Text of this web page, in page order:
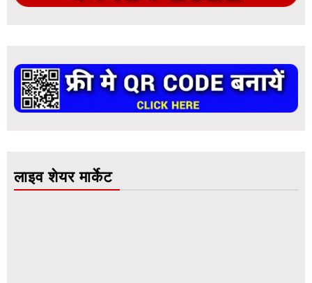
लाइव शेयर मार्केट